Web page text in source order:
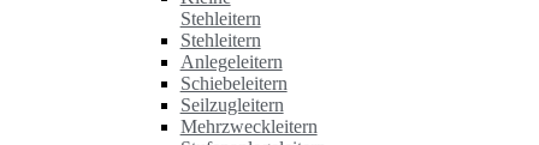
Stehleitern
Stehleitern
Anlegeleitern
Schiebeleitern
Seilzugleitern
Mehrzweckleitern